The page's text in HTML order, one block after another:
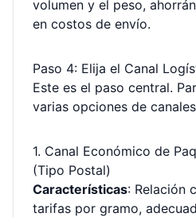
volumen y el peso,
en costos de envío.
Paso 4: Elija el Canal
Este es el paso central.
varias opciones de
1. Canal Económico de
(Tipo Postal)
Características: Relación
tarifas por gramo,